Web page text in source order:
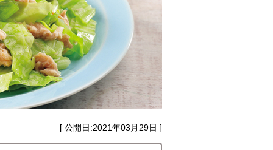
[ 公開日:2021年03月29日 ]